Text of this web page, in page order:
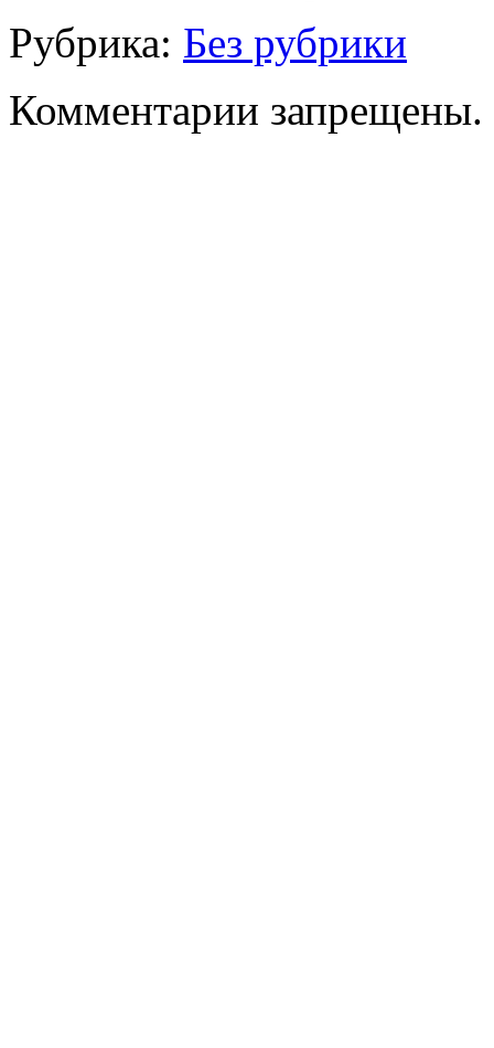
Рубрика: Без рубрики
Комментарии запрещены.